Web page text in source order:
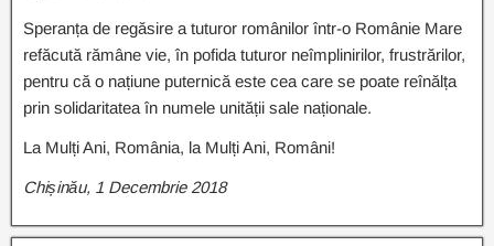
Speranța de regăsire a tuturor românilor într-o Românie Mare
refăcută rămâne vie, în pofida tuturor neîmplinirilor, frustrărilor,
pentru că o națiune puternică este cea care se poate reînălța
prin solidaritatea în numele unității sale naționale.
La Mulți Ani, România, la Mulți Ani, Români!
Chișinău, 1 Decembrie 2018